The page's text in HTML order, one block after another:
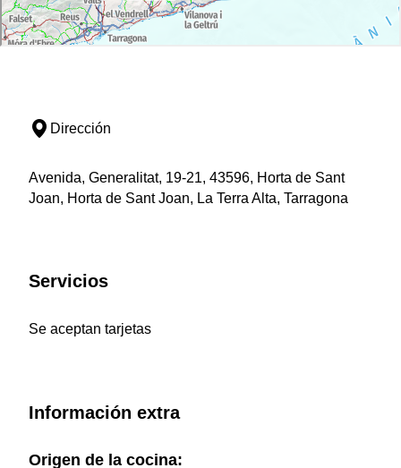
Dirección
Avenida, Generalitat, 19-21, 43596, Horta de Sant
Joan, Horta de Sant Joan, La Terra Alta, Tarragona
Servicios
Se aceptan tarjetas
Información extra
Origen de la cocina: